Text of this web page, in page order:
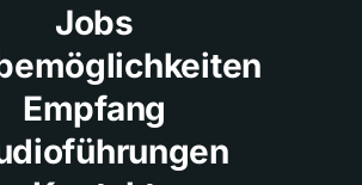
Jobs
Empfang